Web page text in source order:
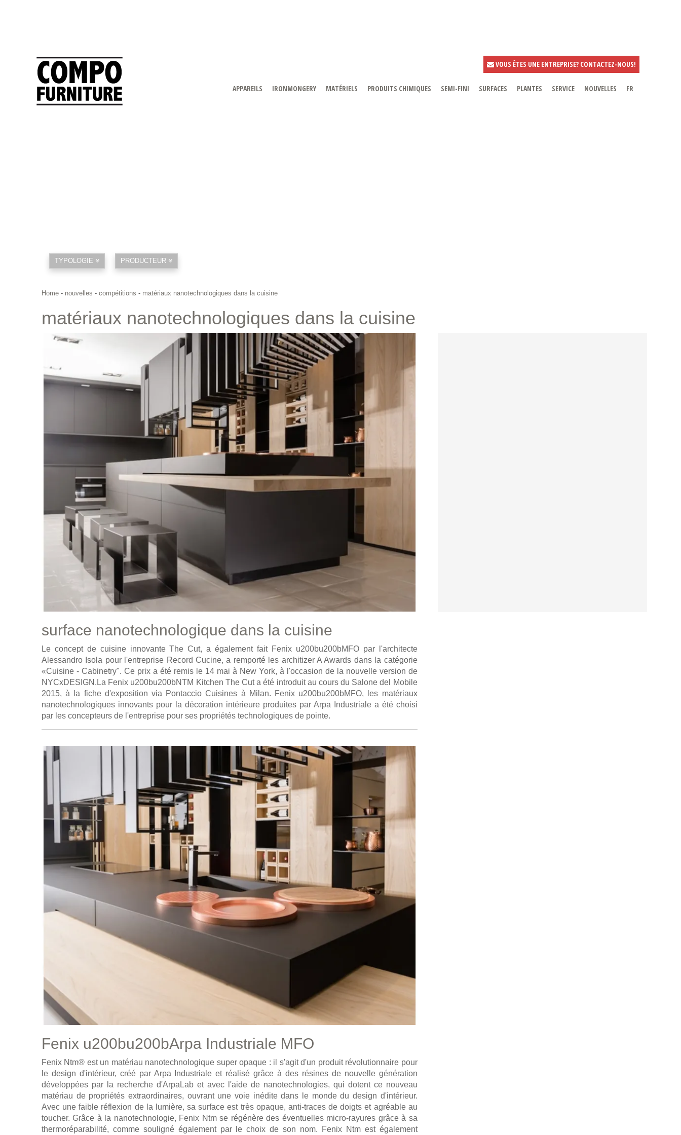
VOUS ÊTES UNE ENTREPRISE? CONTACTEZ-NOUS!
APPAREILS IRONMONGERY MATÉRIELS PRODUITS CHIMIQUES SEMI-FINI SURFACES PLANTES SERVICE NOUVELLES FR
TYPOLOGIE PRODUCTEUR
Home - nouvelles - compétitions - matériaux nanotechnologiques dans la cuisine
matériaux nanotechnologiques dans la cuisine
surface nanotechnologique dans la cuisine
Le concept de cuisine innovante The Cut, a également fait Fenix u200bu200bMFO par l'architecte
Alessandro Isola pour l'entreprise Record Cucine, a remporté les architizer A Awards dans la catégorie
«Cuisine - Cabinetry". Ce prix a été remis le 14 mai à New York, à l'occasion de la nouvelle version de
NYCxDESIGN.La Fenix u200bu200bNTM Kitchen The Cut a été introduit au cours du Salone del Mobile
2015, à la fiche d'exposition via Pontaccio Cuisines à Milan. Fenix u200bu200bMFO, les matériaux
nanotechnologiques innovants pour la décoration intérieure produites par Arpa Industriale a été choisi
par les concepteurs de l'entreprise pour ses propriétés technologiques de pointe.
Fenix u200bu200bArpa Industriale MFO
Fenix Ntm® est un matériau nanotechnologique super opaque : il s'agit d'un produit révolutionnaire pour
le design d'intérieur, créé par Arpa Industriale et réalisé grâce à des résines de nouvelle génération
développées par la recherche d'ArpaLab et avec l'aide de nanotechnologies, qui dotent ce nouveau
matériau de propriétés extraordinaires, ouvrant une voie inédite dans le monde du design d'intérieur.
Avec une faible réflexion de la lumière, sa surface est très opaque, anti-traces de doigts et agréable au
toucher. Grâce à la nanotechnologie, Fenix Ntm se régénère des éventuelles micro-rayures grâce à sa
thermoréparabilité, comme souligné également par le choix de son nom. Fenix Ntm est également